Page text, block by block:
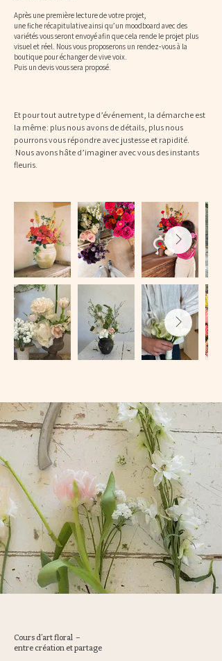
Et pour tout autre type d’événement, la démarche est
la même : plus nous avons de détails, plus nous
pourrons vous répondre avec justesse et rapidité.
Nous avons hâte d’imaginer avec vous des instants
fleuris.
Après une première lecture de votre projet,
une fiche récapitulative ainsi qu’un moodboard avec des
variétés vous seront envoyé afin que cela rende le projet plus
visuel et réel. Nous vous proposerons un rendez‑vous à la
boutique pour échanger de vive voix.
Puis un devis vous sera proposé.
Cours d’art floral –
entre création et partage